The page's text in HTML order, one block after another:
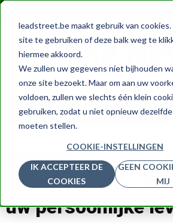
leadstreet.be maakt gebruik van cookies.
site te gebruiken of deze balk weg te
hiermee akkoord.
We zullen uw gegevens niet bijhouden
onze site bezoekt. Maar om aan uw
voldoen, zullen we slechts één klein
gebruiken, zodat u niet opnieuw
moeten stellen.
COOKIE-INSTELLINGEN
IK ACCEPTEER DE
COOKIES
GEEN
MIJ
WERK & LEVEN
Hoe uw werk
uw persoonlijke